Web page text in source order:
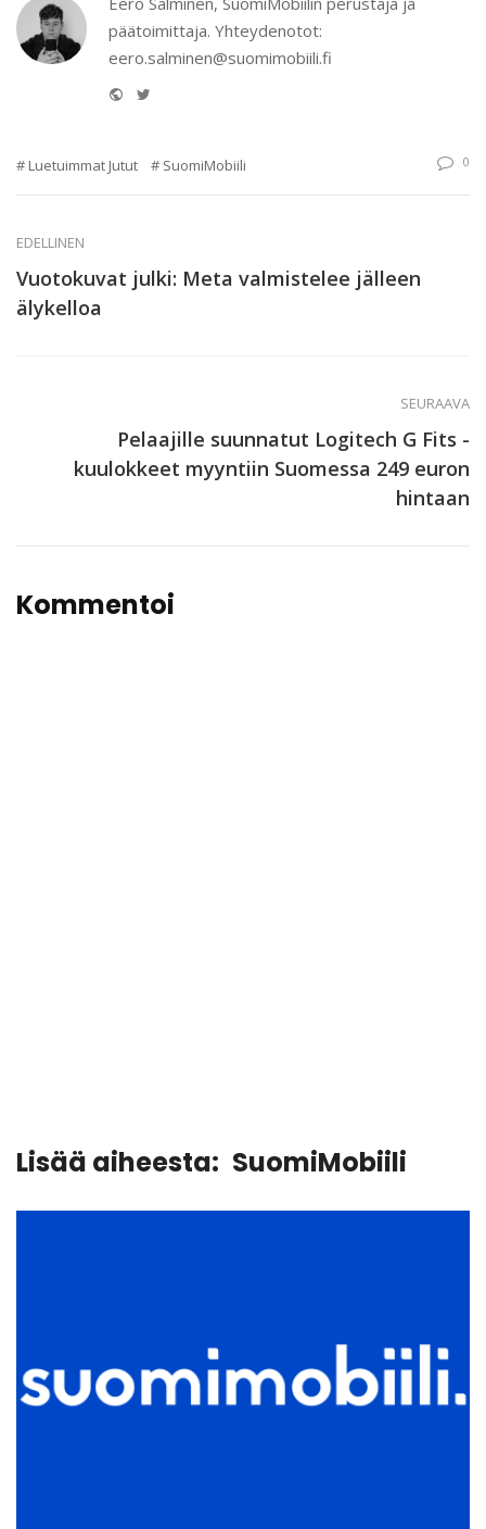
päätoimittaja. Yhteydenotot:
eero.salminen@suomimobiili.fi
Website
Luetuimmat Jutut SuomiMobiili 0
EDELLINEN
Vuotokuvat julki: Meta valmistelee jälleen
älykelloa
SEURAAVA
Pelaajille suunnatut Logitech G Fits -
kuulokkeet myyntiin Suomessa 249 euron
hintaan
Kommentoi
Lisää aiheesta: SuomiMobiili